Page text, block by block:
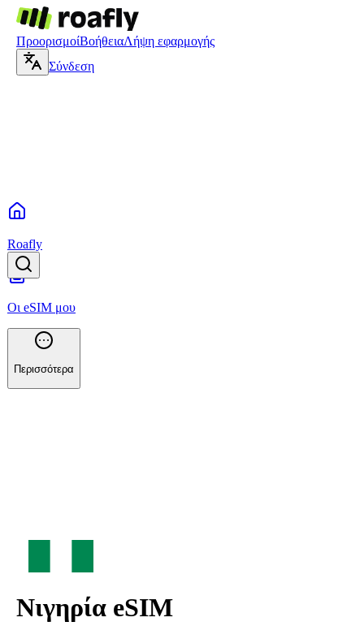
ΠροορισμοίΒοήθειαΛήψη εφαρμογής
Σύνδεση
Roafly
Οι eSIM μου
Περισσότερα
Νιγηρία eSIM